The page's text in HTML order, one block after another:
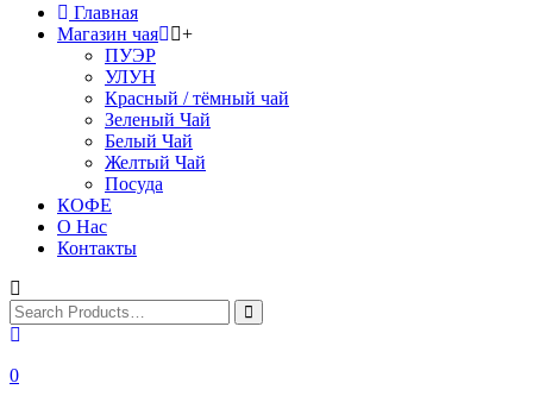
Главная
Магазин чая
+
ПУЭР
УЛУН
Красный / тёмный чай
Зеленый Чай
Белый Чай
Желтый Чай
Посуда
КОФЕ
О Нас
Контакты
0